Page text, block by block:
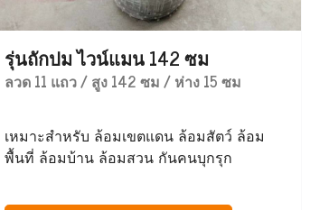
รุ่นถักปม ไวน์แมน 142 ซม
ลวด 11 แถว / สูง 142 ซม / ห่าง 15 ซม
เหมาะสำหรับ ล้อมเขตแดน ล้อมสัตว์ ล้อม
พื้นที่ ล้อมบ้าน ล้อมสวน กันคนบุกรุก